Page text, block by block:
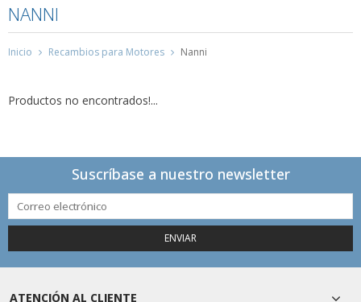
NANNI
Inicio Recambios para Motores Nanni
Productos no encontrados!...
Suscríbase a nuestro newsletter
ENVIAR
ATENCIÓN AL CLIENTE